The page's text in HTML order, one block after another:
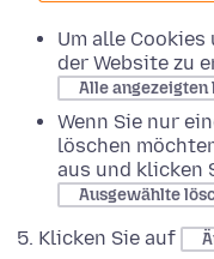
Um alle Cookies
der Website zu
Alle angezeigten
Wenn Sie nur
löschen
aus und klicken
Ausgewählte
Klicken Sie auf